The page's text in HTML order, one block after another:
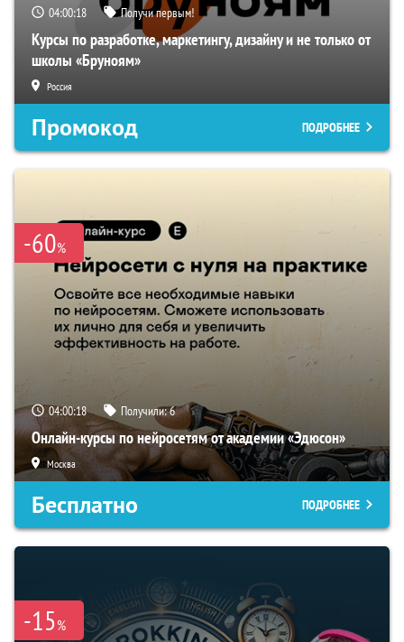
04:00:18 Получи первым!
Курсы по разработке, маркетингу, дизайну и не только от
школы «Бруноям»
Россия
Промокод ПОДРОБНЕЕ
-60%
04:00:18 Получили:6
Онлайн-курсы по нейросетям от академии «Эдюсон»
Москва
Бесплатно ПОДРОБНЕЕ
-15%